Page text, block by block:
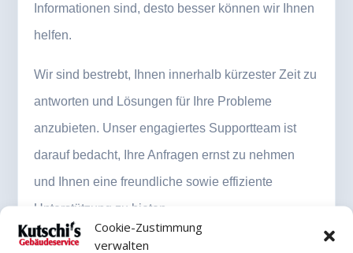
Cookie-Zustimmung
verwalten
Informationen sind, desto besser können wir Ihnen
helfen.
Wir sind bestrebt, Ihnen innerhalb kürzester Zeit zu
antworten und Lösungen für Ihre Probleme
anzubieten. Unser engagiertes Supportteam ist
darauf bedacht, Ihre Anfragen ernst zu nehmen
und Ihnen eine freundliche sowie effiziente
Unterstützung zu bieten.